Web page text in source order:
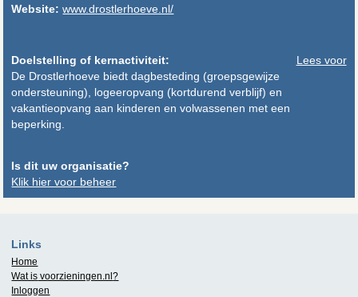
Website: www.drostlerhoeve.nl/
Lees voor
Doelstelling of kernactiviteit:
De Drostlerhoeve biedt dagbesteding (groepsgewijze
ondersteuning), logeeropvang (kortdurend verblijf) en
vakantieopvang aan kinderen en volwassenen met een
beperking.
Is dit uw organisatie?
Klik hier voor beheer
Links
Home
Wat is voorzieningen.nl?
Inloggen